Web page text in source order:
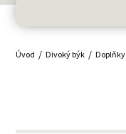
Úvod Divoký býk Doplňky